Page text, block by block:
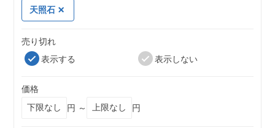
天照石
売り切れ
表示する
表示しない
価格
円 ～
円